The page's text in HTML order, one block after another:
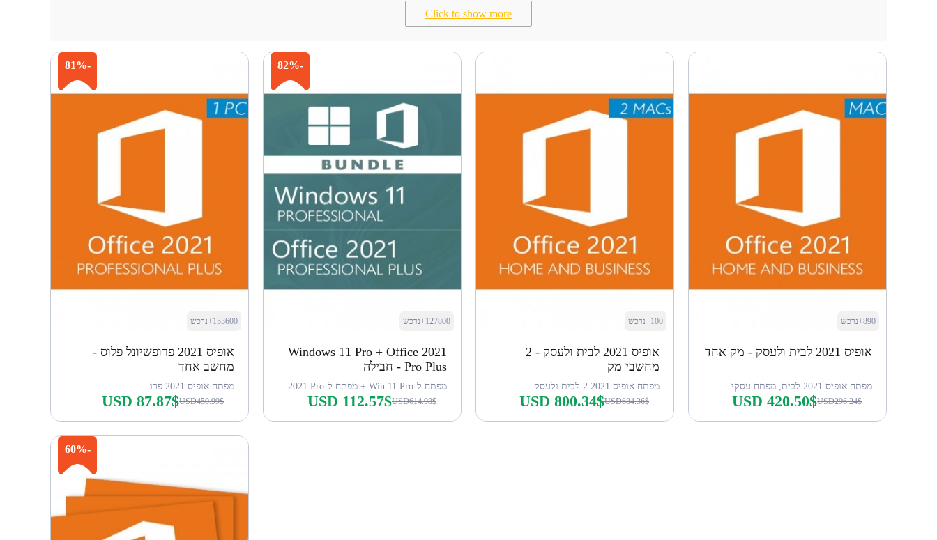
Click to show more
-81%
153600+נרכש
אופיס 2021 פרופשיונל פלוס -
מחשב אחד
מפתח אופיס 2021 פרו
USD450.99$
USD 87.87$
קנה עכשיו
-82%
127800+נרכש
Windows 11 Pro + Office 2021
Pro Plus - חבילה
מפתח ל-Win 11 Pro + מפתח ל-Office 2021 Pro
USD614.98$
USD 112.57$
100+נרכש
אופיס 2021 לבית ולעסק - 2
מחשבי מק
מפתח אופיס 2021 2 לבית ולעסק
USD684.36$
USD 800.34$
890+נרכש
אופיס 2021 לבית ולעסק - מק אחד
מפתח אופיס 2021 לבית, מפתח עסקי
USD296.24$
USD 420.50$
-60%